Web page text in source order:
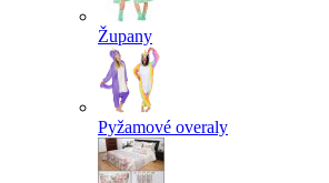
Župany
Pyžamové overaly